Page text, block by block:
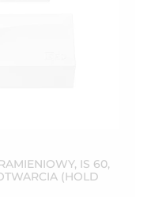
IS 60,
(HOLD